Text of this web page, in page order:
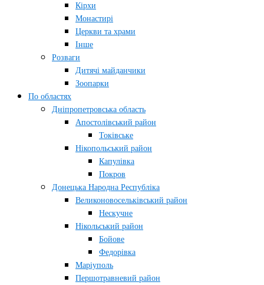
Кірхи
Монастирі
Церкви та храми
Інше
Розваги
Дитячі майданчики
Зоопарки
По областях
Дніпропетровська область
Апостолівський район
Токівське
Нікопольський район
Капулівка
Покров
Донецька Народна Республіка
Великоновосельківський район
Нескучне
Нікольський район
Бойове
Федорівка
Маріуполь
Першотравневий район